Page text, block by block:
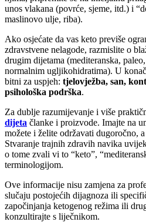
unos vlakana (povrće, sjeme, itd.) i
maslinovo ulje, riba).
Ako osjećate da vas keto previše
zdravstvene nelagode, razmislite o
drugim dijetama (mediteranska,
normalnim ugljikohidratima). U
bitni za uspjeh: tjelovježba, san,
psihološka podrška.
Za dublje razumijevanje i više
dijeta članke i proizvode. Imajte na
možete i želite održavati dugoročno,
Stvaranje trajnih zdravih navika
o tome zvali vi to “keto”,
terminologijom.
Ove informacije nisu zamjena za
slučaju postojećih dijagnoza ili
započinjanja ketogenog režima ili
konzultirajte s liječnikom.